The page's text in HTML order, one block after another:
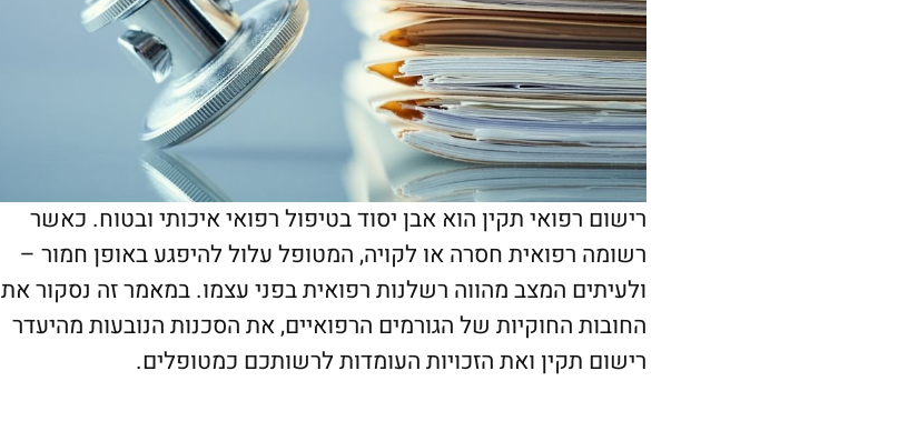
רישום רפואי תקין הוא אבן יסוד בטיפול רפואי איכותי ובטוח. כאשר
רשומה רפואית חסרה או לקויה, המטופל עלול להיפגע באופן חמור –
ולעיתים המצב מהווה רשלנות רפואית בפני עצמו. במאמר זה נסקור את
החובות החוקיות של הגורמים הרפואיים, את הסכנות הנובעות מהיעדר
רישום תקין ואת הזכויות העומדות לרשותכם כמטופלים.